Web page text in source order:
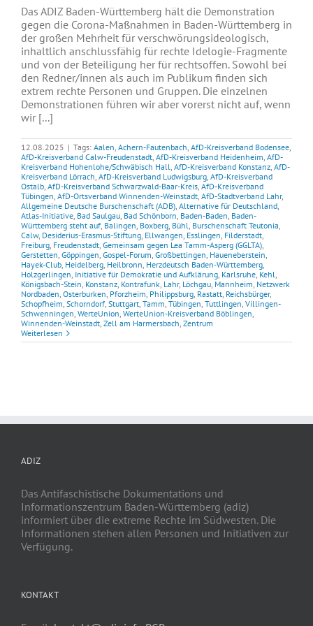
Das ADIZ Baden-Württemberg hält die Demonstration
gegen die Corona-Maßnahmen in Baden-Württemberg in
der großen Mehrheit für verschwörungsideologisch,
inhaltlich anschlussfähig für rechte Idelogie-Fragmente
und von der Beteiligung her für rechtsoffen. Sowohl bei
den Redner/innen als auch im Publikum finden sich
extrem rechte Personen und Gruppen. Die einzelnen
Demonstrationen führen wir aber vorerst nicht auf, wenn
wir [...]
12.08.2025 | Tags: Aalen, Achern-Fautenbach, AfD-Kreisverband Bodensee,
AfD-Kreisverband Calw-Freudenstadt, AfD-Kreisverband Heidenheim, AfD-
Kreisverband Hohenlohe/Schwäbisch Hall, AfD-Kreisverband Konstanz, AfD-
Kreisverband Lörrach, AfD-Kreisverband Ludwigsburg, AfD-Kreisverband
Ostalb, AfD-Kreisverband Schwarzwald-Baar-Kreis, AfD-Kreisverband
Tübingen, AfD-Ortsverband Winnenden-Weinstadt, AfD-Stadtverband Lahr,
Allgemeine Deutsche Burschenschaft (ADB), Alternative für Deutschland,
Atlas-Initiative, Bad Saulgau, Bad Schönborn, Baden-Baden, Baden-
Württemberg steht auf, Balingen, Boxberg, Bühl, Burschenschaft Teutonia,
Calw, Desiderius-Erasmus-Stiftung, Ellwangen, Esslingen, Filderstadt,
Freiburg, Freudenstadt, Gemeinsam gegen Lea Tamm-Asperg (GGLTA),
Gerstetten, Göppingen, Gospel-Forum, Großbettingen, Haueneberstein,
Hayek-Club, Heidelberg, Heilbronn, Herzdeutsch Baden-Württemberg,
Holzgerlingen, Initiative für Demokratie und Aufklärung, Karlsruhe, Kehl,
Königsbach-Stein, Konstanz, Kontrafunk, Lahr, Löchgau, Mannheim, Netzwerk
Nordbaden, Osterburken, Pforzheim, Philippsburg, Rastatt, Reichsbürger,
Schopfheim, Schorndorf, Stuttgart, Tamm, Tübingen, Tuttlingen, Villingen-
Schwenningen, WerteUnion, WerteUnion-Kreisverband Böblingen,
Winnenden-Weinstadt, Zell am Harmersbach, Zentrum
Weiterlesen
ADIZ
Das Antifaschistische Dokumentations und
Informationszentrum Baden-Württemberg (adiz)
informiert über die extreme Rechte im Südwesten. Die
Informationen stehen allen Personen und Initiativen zur
Verfügung.
KONTAKT